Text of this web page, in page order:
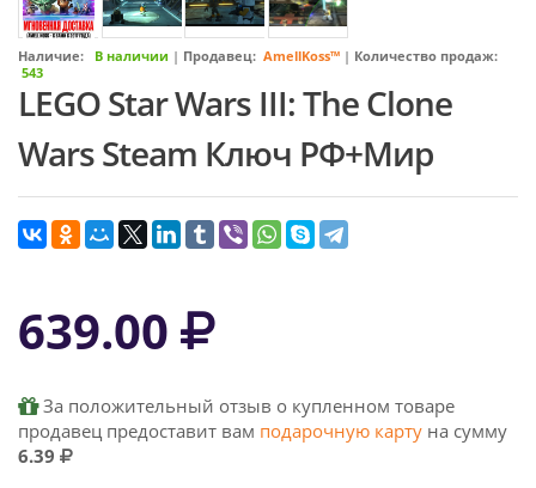
Наличие: В наличии | Продавец: AmellKoss™ | Количество продаж:
543
LEGO Star Wars III: The Clone
Wars Steam Ключ РФ+Мир
639.00
За положительный отзыв о купленном товаре
продавец предоставит вам подарочную карту на сумму
6.39